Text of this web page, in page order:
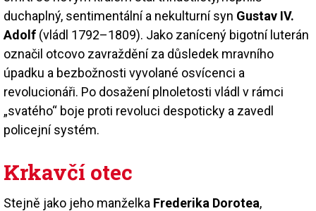
duchaplný, sentimentální a nekulturní syn Gustav IV.
Adolf (vládl 1792–1809). Jako zanícený bigotní luterán
označil otcovo zavraždění za důsledek mravního
úpadku a bezbožnosti vyvolané osvícenci a
revolucionáři. Po dosažení plnoletosti vládl v rámci
„svatého“ boje proti revoluci despoticky a zavedl
policejní systém.
Krkavčí otec
Stejně jako jeho manželka Frederika Dorotea,